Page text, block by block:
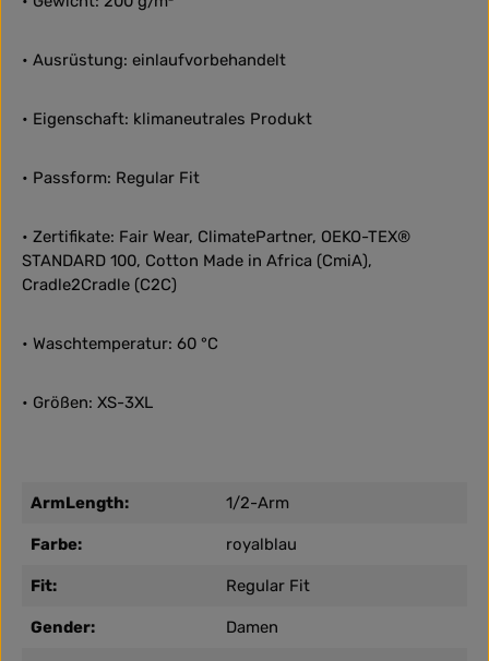
• Ausrüstung: einlaufvorbehandelt
• Eigenschaft: klimaneutrales Produkt
• Passform: Regular Fit
• Zertifikate: Fair Wear, ClimatePartner, OEKO-TEX®
STANDARD 100, Cotton Made in Africa (CmiA),
Cradle2Cradle (C2C)
• Waschtemperatur: 60 °C
• Größen: XS-3XL
ArmLength: 1/2-Arm
Farbe: royalblau
Fit: Regular Fit
Gender: Damen